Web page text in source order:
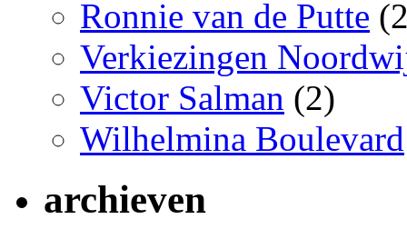
Ronnie van de Putte
Verkiezingen
Victor Salman (2)
Wilhelmina Boulevard
archieven